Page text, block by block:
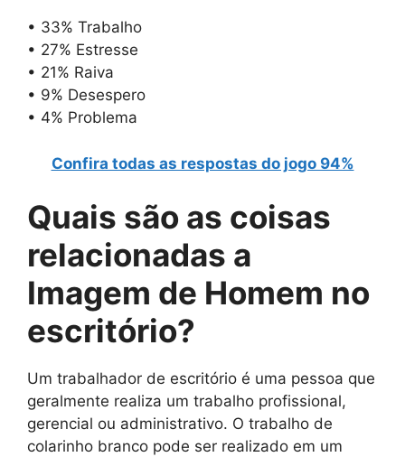
• 33% Trabalho
• 27% Estresse
• 21% Raiva
• 9% Desespero
• 4% Problema
Confira todas as respostas do jogo 94%
Quais são as coisas
relacionadas a
Imagem de Homem no
escritório?
Um trabalhador de escritório é uma pessoa que
geralmente realiza um trabalho profissional,
gerencial ou administrativo. O trabalho de
colarinho branco pode ser realizado em um